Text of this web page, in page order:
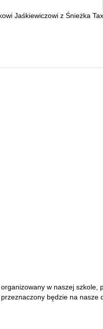
Jaśkiewiczowi z Śnieżka
w naszej
będzie na nasze